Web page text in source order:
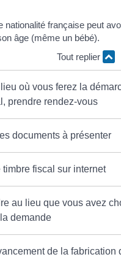
nationalité française peut
âge (même un bébé).
Tout replier
où vous ferez la
prendre rendez-vous
documents à présenter
timbre fiscal sur internet
au lieu que vous avez
demande
de la fabrication